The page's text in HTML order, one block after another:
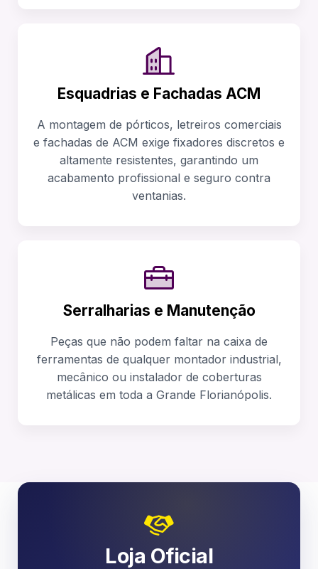
Esquadrias e Fachadas ACM
A montagem de pórticos, letreiros comerciais
e fachadas de ACM exige fixadores discretos e
altamente resistentes, garantindo um
acabamento profissional e seguro contra
ventanias.
Serralharias e Manutenção
Peças que não podem faltar na caixa de
ferramentas de qualquer montador industrial,
mecânico ou instalador de coberturas
metálicas em toda a Grande Florianópolis.
Loja Oficial